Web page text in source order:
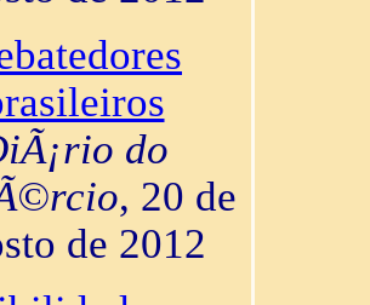
do
, 20 de
de 2012